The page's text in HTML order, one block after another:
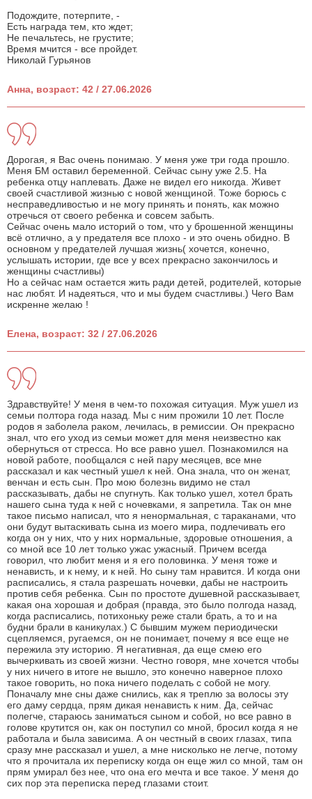
Подождите, потерпите, -
Есть награда тем, кто ждет;
Не печальтесь, не грустите;
Время мчится - все пройдет.
Николай Гурьянов
Анна, возраст: 42 / 27.06.2026
Дорогая, я Вас очень понимаю. У меня уже три года прошло.
Меня БМ оставил беременной. Сейчас сыну уже 2.5. На
ребенка отцу наплевать. Даже не видел его никогда. Живет
своей счастливой жизнью с новой женщиной. Тоже борюсь с
несправедливостью и не могу принять и понять, как можно
отречься от своего ребенка и совсем забыть.
Сейчас очень мало историй о том, что у брошенной женщины
всё отлично, а у предателя все плохо - и это очень обидно. В
основном у предателей лучшая жизнь( хочется, конечно,
услышать истории, где все у всех прекрасно закончилось и
женщины счастливы)
Но а сейчас нам остается жить ради детей, родителей, которые
нас любят. И надеяться, что и мы будем счастливы.) Чего Вам
искренне желаю !
Елена, возраст: 32 / 27.06.2026
Здравствуйте! У меня в чем-то похожая ситуация. Муж ушел из
семьи полтора года назад. Мы с ним прожили 10 лет. После
родов я заболела раком, лечилась, в ремиссии. Он прекрасно
знал, что его уход из семьи может для меня неизвестно как
обернуться от стресса. Но все равно ушел. Познакомился на
новой работе, пообщался с ней пару месяцев, все мне
рассказал и как честный ушел к ней. Она знала, что он женат,
венчан и есть сын. Про мою болезнь видимо не стал
рассказывать, дабы не спугнуть. Как только ушел, хотел брать
нашего сына туда к ней с ночевками, я запретила. Так он мне
такое письмо написал, что я ненормальная, с тараканами, что
они будут вытаскивать сына из моего мира, подлечивать его
когда он у них, что у них нормальные, здоровые отношения, а
со мной все 10 лет только ужас ужасный. Причем всегда
говорил, что любит меня и я его половинка. У меня тоже и
ненависть, и к нему, и к ней. Но сыну там нравится. И когда они
расписались, я стала разрешать ночевки, дабы не настроить
против себя ребенка. Сын по простоте душевной рассказывает,
какая она хорошая и добрая (правда, это было полгода назад,
когда расписались, потихоньку реже стали брать, а то и на
будни брали в каникулах.) С бывшим мужем периодически
сцепляемся, ругаемся, он не понимает, почему я все еще не
пережила эту историю. Я негативная, да еще смею его
вычеркивать из своей жизни. Честно говоря, мне хочется чтобы
у них ничего в итоге не вышло, это конечно наверное плохо
такое говорить, но пока ничего поделать с собой не могу.
Поначалу мне сны даже снились, как я треплю за волосы эту
его даму сердца, прям дикая ненависть к ним. Да, сейчас
полегче, стараюсь заниматься сыном и собой, но все равно в
голове крутится он, как он поступил со мной, бросил когда я не
работала и была зависима. А он честный в своих глазах, типа
сразу мне рассказал и ушел, а мне нисколько не легче, потому
что я прочитала их переписку когда он еще жил со мной, там он
прям умирал без нее, что она его мечта и все такое. У меня до
сих пор эта переписка перед глазами стоит.